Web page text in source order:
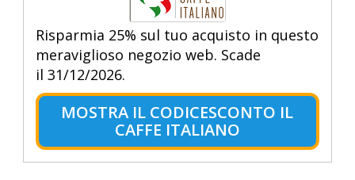
Risparmia 25% sul tuo acquisto in questo
meraviglioso negozio web. Scade
il 31/12/2026.
MOSTRA IL CODICESCONTO IL
CAFFE ITALIANO